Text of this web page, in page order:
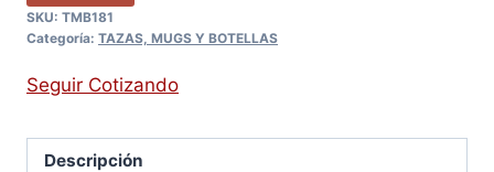
SKU: TMB181
Categoría: TAZAS, MUGS Y BOTELLAS
Seguir Cotizando
Descripción